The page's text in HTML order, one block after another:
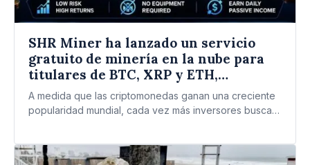
SHR Miner ha lanzado un servicio
gratuito de minería en la nube para
titulares de BTC, XRP y ETH,
ofreciendo ganancias diarias de
$10,700 o más
A medida que las criptomonedas ganan una creciente
popularidad mundial, cada vez más inversores buscan